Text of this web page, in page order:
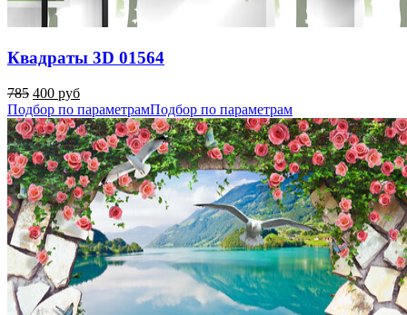
Квадраты 3D 01564
785 400 руб
Подбор по параметрамПодбор по параметрам